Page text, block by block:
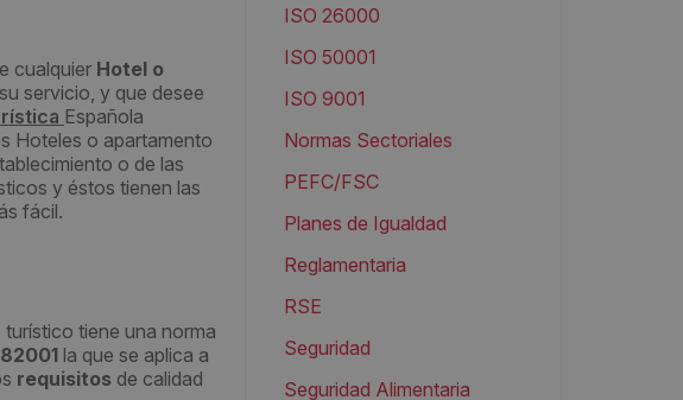
cualquier Hotel o
servicio, y que desee
Española
Hoteles o apartamento
o de las
y éstos tienen las
fácil.
tiene una norma
la que se aplica a
requisitos de calidad
ISO 26000
ISO 50001
ISO 9001
Normas Sectoriales
PEFC/FSC
Planes de Igualdad
Reglamentaria
RSE
Seguridad
Seguridad Alimentaria